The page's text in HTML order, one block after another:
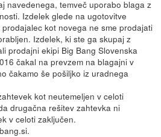
navedenega, temveč uporabo blaga z
Izdelek glede na ugotovitve
kot novega ne sme prodajati
Izdelek, ki ste ga skupaj z
prodajni ekipi Big Bang Slovenska
čakal na prevzem na blagajni v
čakamo še pošiljko iz uradnega
kot neutemeljen v celoti
drugačna rešitev zahtevka ni
v celoti zaključen.